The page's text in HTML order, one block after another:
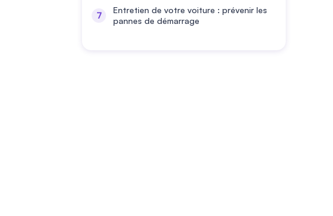
Entretien de votre voiture : prévenir les
pannes de démarrage